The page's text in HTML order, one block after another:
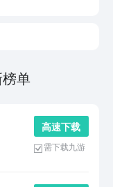
单
高 速 下 载
需下载九游